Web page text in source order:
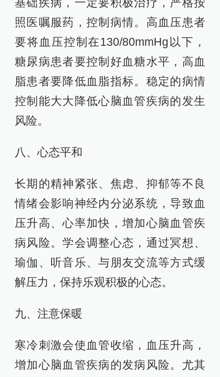
照医嘱服药，控制病情。高血压患者
要将血压控制在130/80mmHg以下，
糖尿病患者要控制好血糖水平，高血
脂患者要降低血脂指标。稳定的病情
控制能大大降低心脑血管疾病的发生
风险。
八、心态平和
长期的精神紧张、焦虑、抑郁等不良
情绪会影响神经内分泌系统，导致血
压升高、心率加快，增加心脑血管疾
病风险。学会调整心态，通过冥想、
瑜伽、听音乐、与朋友交流等方式缓
解压力，保持乐观积极的心态。
九、注意保暖
寒冷刺激会使血管收缩，血压升高，
增加心脑血管疾病的发病风险。尤其